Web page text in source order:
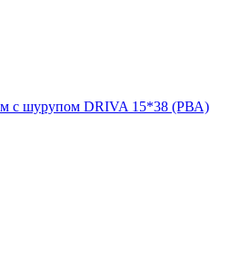
с шурупом DRIVA 15*38 (РВА)